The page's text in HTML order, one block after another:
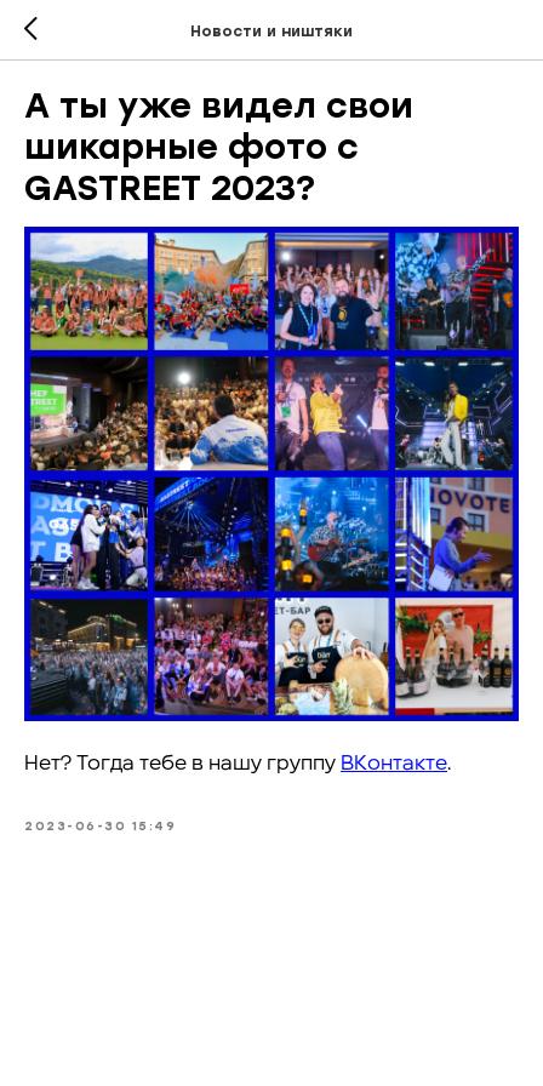
Новости и ништяки
А ты уже видел свои
шикарные фото с
GASTREET 2023?
Нет? Тогда тебе в нашу группу ВКонтакте.
2023-06-30 15:49